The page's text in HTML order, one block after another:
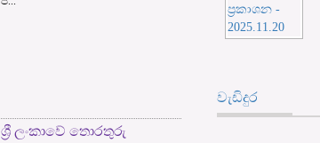
ශ්‍රී ලංකාවේ තොරතුරු
වැඩිදුර